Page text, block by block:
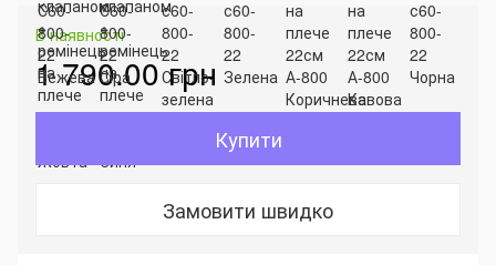
В наявності
1 790.00 грн
Купити
Замовити швидко